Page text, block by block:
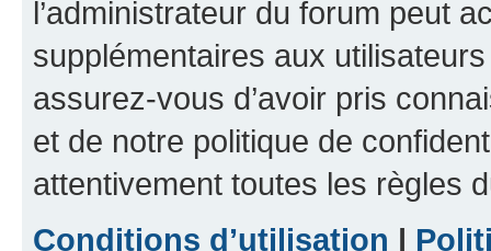
l’administrateur du forum peut
supplémentaires aux
assurez-vous d’avoir pris
et de notre politique de
attentivement toutes les règles
Conditions d’utilisation |